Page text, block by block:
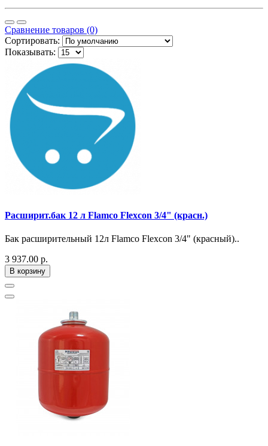
Сравнение товаров (0)
Сортировать:
Показывать:
Расширит.бак 12 л Flamco Flexcon 3/4" (красн.)
Бак расширительный 12л Flamco Flexcon 3/4" (красный)..
3 937.00 р.
В корзину